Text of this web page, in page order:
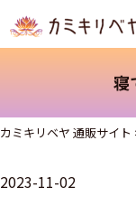
寝
カミキリベヤ 通販サイト
2023-11-02